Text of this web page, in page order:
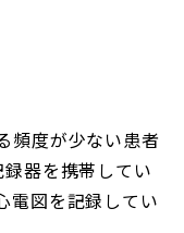
頻度が少ない患者
器を携帯してい
電図を記録してい